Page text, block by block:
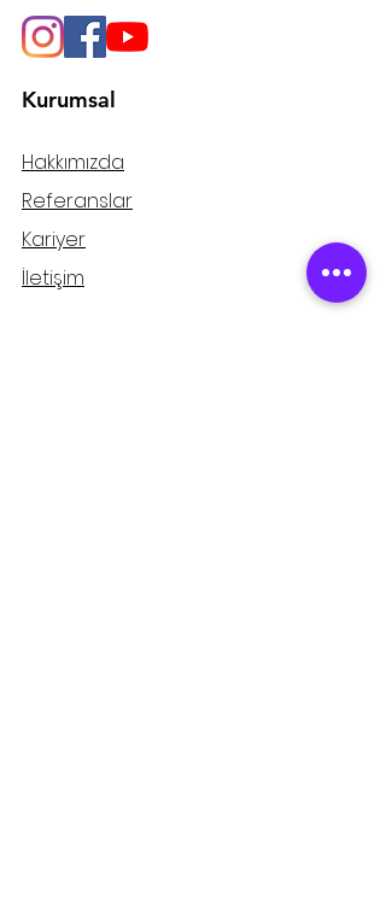
Kurumsal
Hakkımızda
Referanslar
Kariyer
İletişim